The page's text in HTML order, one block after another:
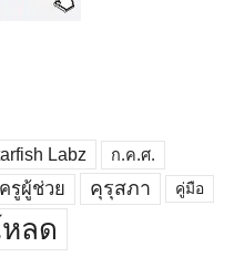
Labz ก.ค.ศ.
ครูผู้ช่วย คุรุสภา คู่มือ
ลด